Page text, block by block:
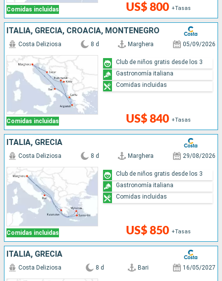
Comidas incluidas US$ 800 +Tasas
ITALIA, GRECIA, CROACIA, MONTENEGRO
Comidas incluidas
Costa Deliziosa 8 d Marghera 05/09/2026
US$ 840 +Tasas
Club de niños gratis desde los 3
Gastronomía italiana
Comidas incluidas
ITALIA, GRECIA
Comidas incluidas
Costa Deliziosa 8 d Marghera 29/08/2026
US$ 850 +Tasas
Club de niños gratis desde los 3
Gastronomía italiana
Comidas incluidas
ITALIA, GRECIA
Costa Deliziosa 8 d Bari 16/05/2027